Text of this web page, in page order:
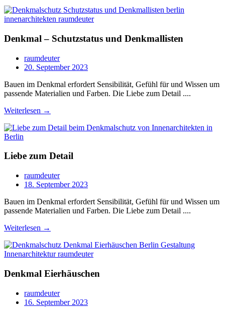
Denkmal – Schutzstatus und Denkmallisten
raumdeuter
20. September 2023
Bauen im Denkmal erfordert Sensibilität, Gefühl für und Wissen um
passende Materialien und Farben. Die Liebe zum Detail ....
Weiterlesen →
Liebe zum Detail
raumdeuter
18. September 2023
Bauen im Denkmal erfordert Sensibilität, Gefühl für und Wissen um
passende Materialien und Farben. Die Liebe zum Detail ....
Weiterlesen →
Denkmal Eierhäuschen
raumdeuter
16. September 2023